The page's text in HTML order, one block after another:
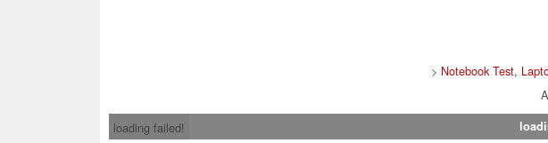
> Notebook Test,
loading failed!